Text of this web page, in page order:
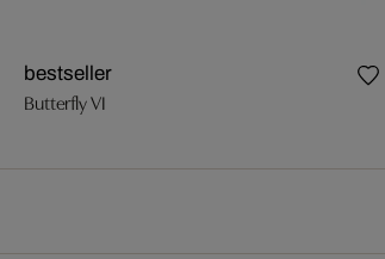
bestseller
Butterfly VI